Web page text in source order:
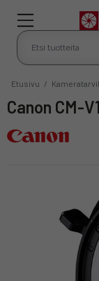
Etusivu /
Canon CM-